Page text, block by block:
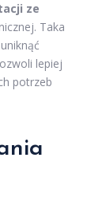
ze
Taka
lepiej
potrzeb